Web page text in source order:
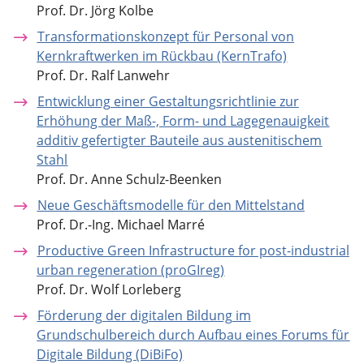
Prof. Dr. Jörg Kolbe
Transformationskonzept für Personal von
Kernkraftwerken im Rückbau (KernTrafo)
Prof. Dr. Ralf Lanwehr
Entwicklung einer Gestaltungsrichtlinie zur
Erhöhung der Maß-, Form- und Lagegenauigkeit
additiv gefertigter Bauteile aus austenitischem
Stahl
Prof. Dr. Anne Schulz-Beenken
Neue Geschäftsmodelle für den Mittelstand
Prof. Dr.-Ing. Michael Marré
Productive Green Infrastructure for post-industrial
urban regeneration (proGIreg)
Prof. Dr. Wolf Lorleberg
Förderung der digitalen Bildung im
Grundschulbereich durch Aufbau eines Forums für
Digitale Bildung (DiBiFo)